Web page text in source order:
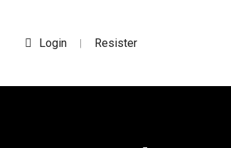
Login | Resister